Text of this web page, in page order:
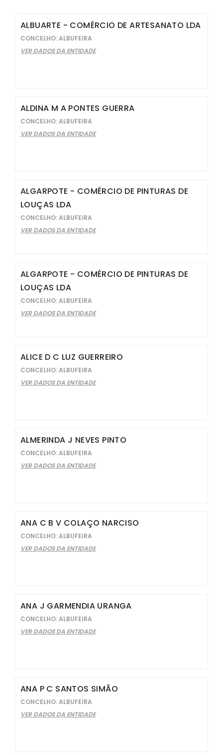
ALBUARTE - COMÉRCIO DE ARTESANATO LDA
CONCELHO: ALBUFEIRA
VER DADOS DA ENTIDADE
ALDINA M A PONTES GUERRA
CONCELHO: ALBUFEIRA
VER DADOS DA ENTIDADE
ALGARPOTE - COMÉRCIO DE PINTURAS DE
LOUÇAS LDA
CONCELHO: ALBUFEIRA
VER DADOS DA ENTIDADE
ALGARPOTE - COMÉRCIO DE PINTURAS DE
LOUÇAS LDA
CONCELHO: ALBUFEIRA
VER DADOS DA ENTIDADE
ALICE D C LUZ GUERREIRO
CONCELHO: ALBUFEIRA
VER DADOS DA ENTIDADE
ALMERINDA J NEVES PINTO
CONCELHO: ALBUFEIRA
VER DADOS DA ENTIDADE
ANA C B V COLAÇO NARCISO
CONCELHO: ALBUFEIRA
VER DADOS DA ENTIDADE
ANA J GARMENDIA URANGA
CONCELHO: ALBUFEIRA
VER DADOS DA ENTIDADE
ANA P C SANTOS SIMÃO
CONCELHO: ALBUFEIRA
VER DADOS DA ENTIDADE